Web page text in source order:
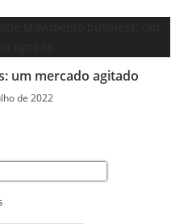
um mercado agitado
de 2022